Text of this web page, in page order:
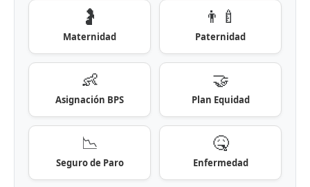
🤰
Maternidad
👨‍🍼
Paternidad
👶
Asignación BPS
🤝
Plan Equidad
📉
Seguro de Paro
🤒
Enfermedad